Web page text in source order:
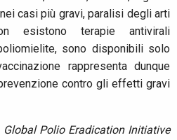
casi più gravi, paralisi degli arti
esistono terapie antivirali
sono disponibili solo
rappresenta dunque
contro gli effetti gravi
Global Polio Eradication Initiative